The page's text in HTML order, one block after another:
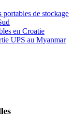
de stockage
en Croatie
UPS au Myanmar